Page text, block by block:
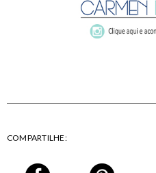
COMPARTILHE: